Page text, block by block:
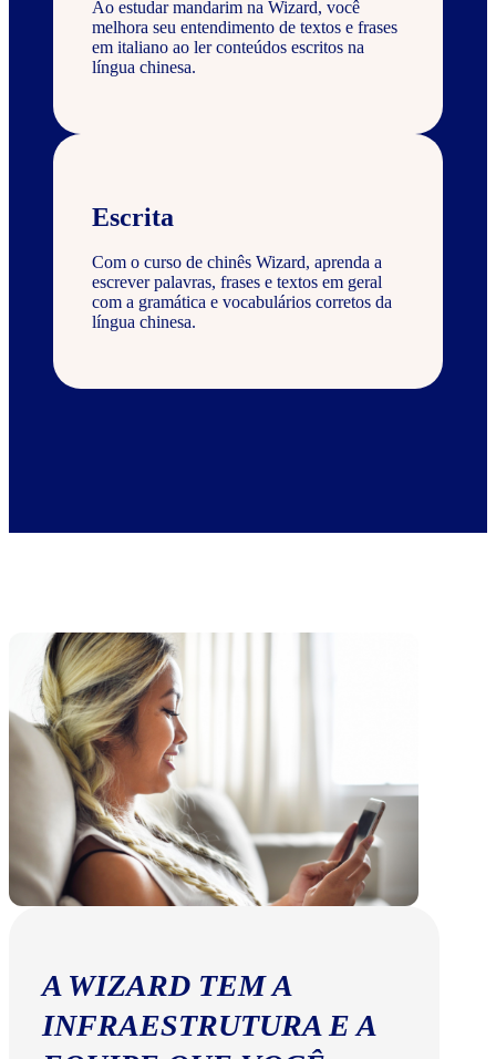
Ao estudar mandarim na Wizard, você
melhora seu entendimento de textos e frases
em italiano ao ler conteúdos escritos na
língua chinesa.
Escrita
Com o curso de chinês Wizard, aprenda a
escrever palavras, frases e textos em geral
com a gramática e vocabulários corretos da
língua chinesa.
A WIZARD TEM A
INFRAESTRUTURA E A